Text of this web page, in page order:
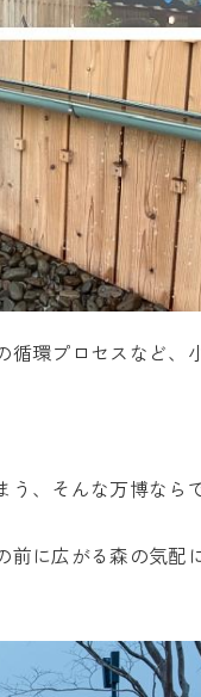
循環プロセスなど、
、そんな万博なら
に広がる森の気配